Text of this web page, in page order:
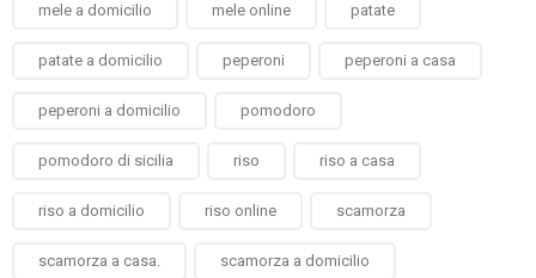
mele a domicilio mele online patate
patate a domicilio peperoni peperoni a casa
peperoni a domicilio pomodoro
pomodoro di sicilia riso riso a casa
riso a domicilio riso online scamorza
scamorza a casa. scamorza a domicilio